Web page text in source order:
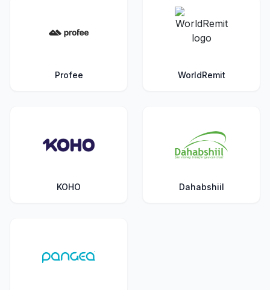
Profee WorldRemit
KOHO Dahabshiil